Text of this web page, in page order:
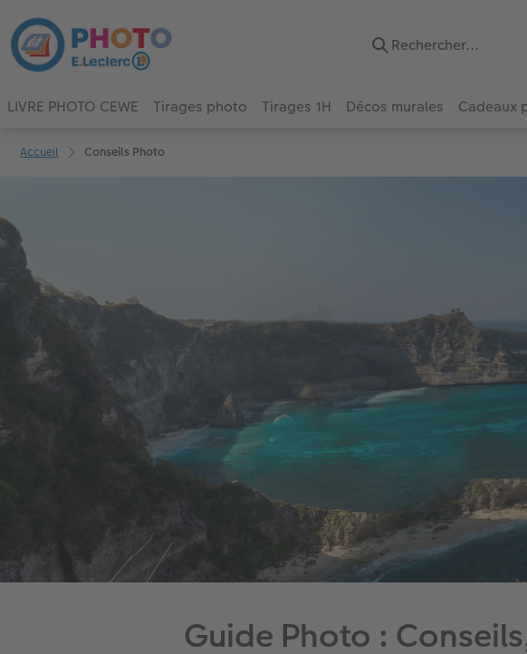
LIVRE PHOTO CEWE Tirages photo Tirages 1H Décos murales Cadeaux
Accueil Conseils Photo
Guide Photo :